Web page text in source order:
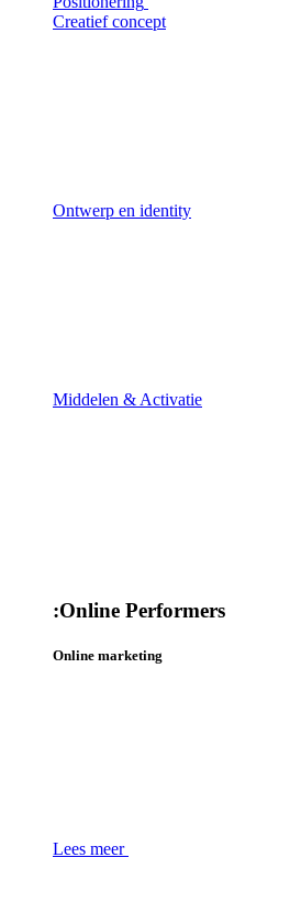
Creatief concept
Ontwerp en identity
Middelen & Activatie
:Online Performers
Online marketing
Lees meer